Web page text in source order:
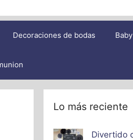
Decoraciones de bodas
Lo más reciente
Divertido